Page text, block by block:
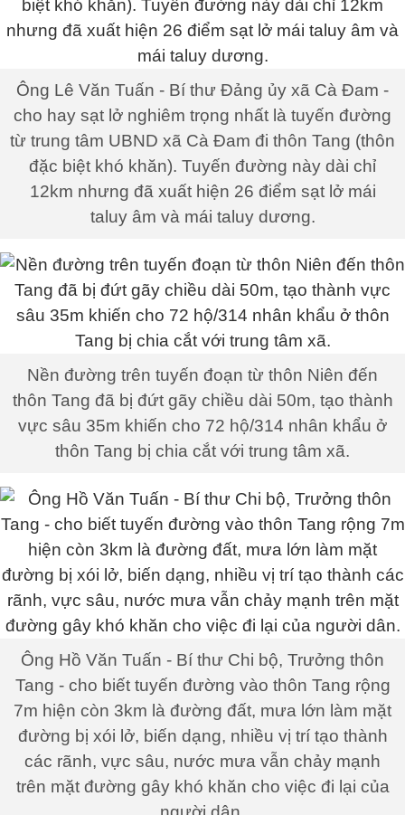
Ông Lê Văn Tuấn - Bí thư Đảng ủy xã Cà Đam -
cho hay sạt lở nghiêm trọng nhất là tuyến đường
từ trung tâm UBND xã Cà Đam đi thôn Tang (thôn
đặc biệt khó khăn). Tuyến đường này dài chỉ
12km nhưng đã xuất hiện 26 điểm sạt lở mái
taluy âm và mái taluy dương.
Nền đường trên tuyến đoạn từ thôn Niên đến
thôn Tang đã bị đứt gãy chiều dài 50m, tạo thành
vực sâu 35m khiến cho 72 hộ/314 nhân khẩu ở
thôn Tang bị chia cắt với trung tâm xã.
Ông Hồ Văn Tuấn - Bí thư Chi bộ, Trưởng thôn
Tang - cho biết tuyến đường vào thôn Tang rộng
7m hiện còn 3km là đường đất, mưa lớn làm mặt
đường bị xói lở, biến dạng, nhiều vị trí tạo thành
các rãnh, vực sâu, nước mưa vẫn chảy mạnh
trên mặt đường gây khó khăn cho việc đi lại của